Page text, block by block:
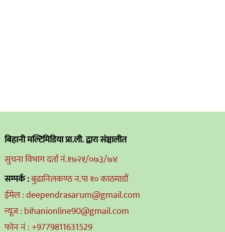
बिहानी मल्टिमिडिया प्रा.ली. द्वारा संञ्चालीत
सुचना विभाग दर्ता नं.१७२१/०७३/७४
सम्पर्क :बुढानिलकण्ठ न.पा १० काठमाडौं
ईमेल : deependrasarum@gmail.com
न्यूज : bihanionline90@gmail.com
फोन नं : +9779811631529